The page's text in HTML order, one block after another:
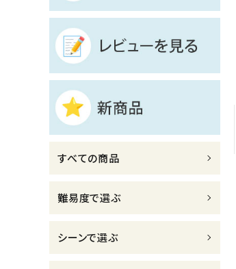
ジャンルで選ぶ
レビューを見る
コーポレートサイト
実店舗案内
デイサービス／
お問い合わせ
ACCOUNT MENU
すべての商品
難易度で選ぶ
シーンで選ぶ